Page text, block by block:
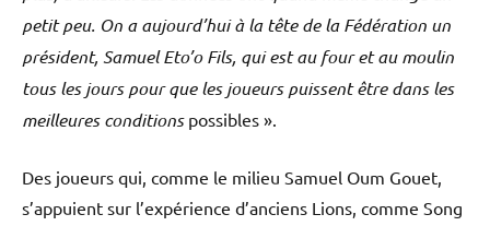
petit peu. On a aujourd’hui à la tête de la Fédération un
président, Samuel Eto’o Fils, qui est au four et au moulin
tous les jours pour que les joueurs puissent être dans les
meilleures conditionspossibles ».
Des joueurs qui, comme le milieu Samuel Oum Gouet,
s’appuient sur l’expérience d’anciens Lions, comme Song